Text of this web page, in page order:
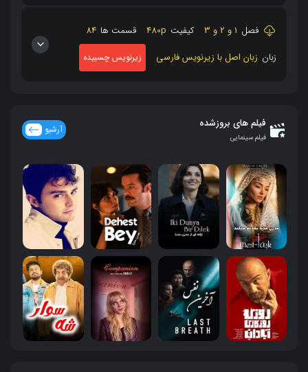
فصل 1 و 2 و 3 کیفیت 480p قسمت ها 84
زبان زبان اصل با زیرنویس فارسی زیرنویس چسبیده
فیلم های بروزشده
فیلم سینمایی
آرشیو